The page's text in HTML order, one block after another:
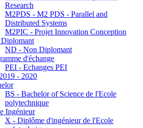
Research
M2PDS - M2 PDS - Parallel and
Distributed Systems
M2PIC - Projet Innovation Conception
ND - Non Diplomant
d'échange
PEI - Echanges PEI
- 2020
BS - Bachelor of Science de l'Ecole
polytechnique
Ingénieur
X - Diplôme d'ingénieur de l'Ecole